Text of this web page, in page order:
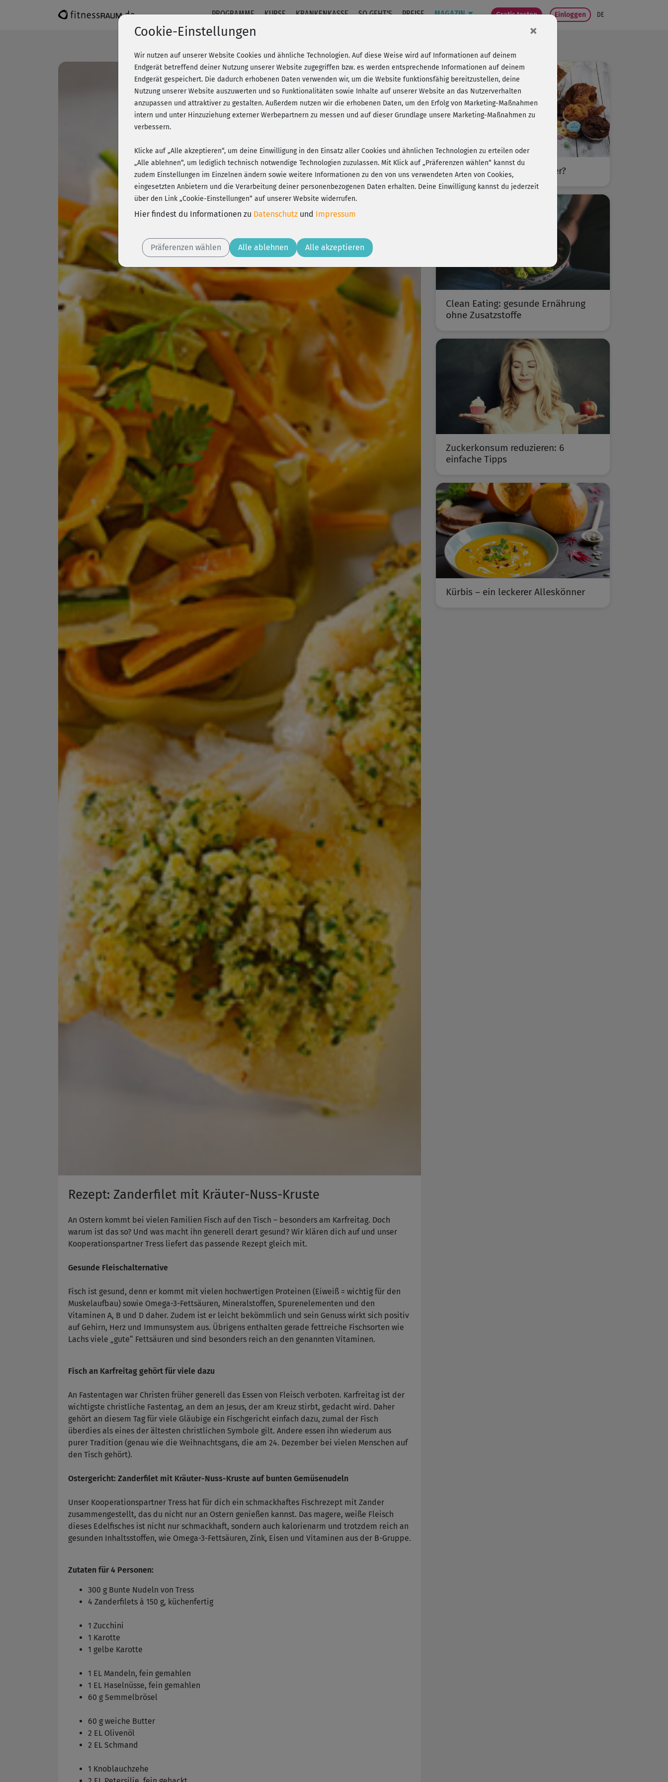
PROGRAMME KURSE KRANKENKASSE SO GEHT'S PREISE MAGAZIN Gratis testen Einloggen DE
Rezept: Zanderfilet mit Kräuter-Nuss-Kruste
An Ostern kommt bei vielen Familien Fisch auf den Tisch – besonders am Karfreitag. Doch
warum ist das so? Und was macht ihn generell derart gesund? Wir klären dich auf und unser
Kooperationspartner Tress liefert das passende Rezept gleich mit.
Gesunde Fleischalternative
Fisch ist gesund, denn er kommt mit vielen hochwertigen Proteinen (Eiweiß = wichtig für den
Muskelaufbau) sowie Omega-3-Fettsäuren, Mineralstoffen, Spurenelementen und den
Vitaminen A, B und D daher. Zudem ist er leicht bekömmlich und sein Genuss wirkt sich positiv
auf Gehirn, Herz und Immunsystem aus. Übrigens enthalten gerade fettreiche Fischsorten wie
Lachs viele „gute“ Fettsäuren und sind besonders reich an den genannten Vitaminen.
Fisch an Karfreitag gehört für viele dazu
An Fastentagen war Christen früher generell das Essen von Fleisch verboten. Karfreitag ist der
wichtigste christliche Fastentag, an dem an Jesus, der am Kreuz stirbt, gedacht wird. Daher
gehört an diesem Tag für viele Gläubige ein Fischgericht einfach dazu, zumal der Fisch
überdies als eines der ältesten christlichen Symbole gilt. Andere essen ihn wiederum aus
purer Tradition (genau wie die Weihnachtsgans, die am 24. Dezember bei vielen Menschen auf
den Tisch gehört).
Ostergericht: Zanderfilet mit Kräuter-Nuss-Kruste auf bunten Gemüsenudeln
Unser Kooperationspartner Tress hat für dich ein schmackhaftes Fischrezept mit Zander
zusammengestellt, das du nicht nur an Ostern genießen kannst. Das magere, weiße Fleisch
dieses Edelfisches ist nicht nur schmackhaft, sondern auch kalorienarm und trotzdem reich an
gesunden Inhaltsstoffen, wie Omega-3-Fettsäuren, Zink, Eisen und Vitaminen aus der B-Gruppe.
Zutaten für 4 Personen:
300 g Bunte Nudeln von Tress
4 Zanderfilets à 150 g, küchenfertig
1 Zucchini
1 Karotte
1 gelbe Karotte
1 EL Mandeln, fein gemahlen
1 EL Haselnüsse, fein gemahlen
60 g Semmelbrösel
60 g weiche Butter
2 EL Olivenöl
2 EL Schmand
1 Knoblauchzehe
Was hilft gegen Heißhunger?
Clean Eating: gesunde Ernährung
ohne Zusatzstoffe
Zuckerkonsum reduzieren: 6
einfache Tipps
Kürbis – ein leckerer Alleskönner
Cookie-Einstellungen ×
Wir nutzen auf unserer Website Cookies und ähnliche Technologien. Auf diese Weise wird auf Informationen auf deinem
Endgerät betreffend deiner Nutzung unserer Website zugegriffen bzw. es werden entsprechende Informationen auf deinem
Endgerät gespeichert. Die dadurch erhobenen Daten verwenden wir, um die Website funktionsfähig bereitzustellen, deine
Nutzung unserer Website auszuwerten und so Funktionalitäten sowie Inhalte auf unserer Website an das Nutzerverhalten
anzupassen und attraktiver zu gestalten. Außerdem nutzen wir die erhobenen Daten, um den Erfolg von Marketing-Maßnahmen
intern und unter Hinzuziehung externer Werbepartnern zu messen und auf dieser Grundlage unsere Marketing-Maßnahmen zu
verbessern.
Klicke auf „Alle akzeptieren“, um deine Einwilligung in den Einsatz aller Cookies und ähnlichen Technologien zu erteilen oder
„Alle ablehnen“, um lediglich technisch notwendige Technologien zuzulassen. Mit Klick auf „Präferenzen wählen“ kannst du
zudem Einstellungen im Einzelnen ändern sowie weitere Informationen zu den von uns verwendeten Arten von Cookies,
eingesetzten Anbietern und die Verarbeitung deiner personenbezogenen Daten erhalten. Deine Einwilligung kannst du jederzeit
über den Link „Cookie-Einstellungen“ auf unserer Website widerrufen.
Hier findest du Informationen zu Datenschutz und Impressum
Präferenzen wählen Alle ablehnen Alle akzeptieren